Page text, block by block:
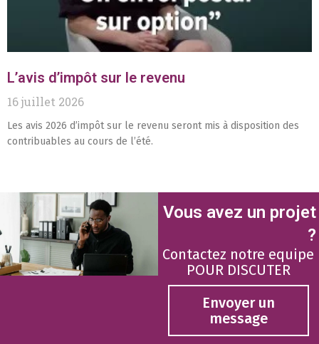
L’avis d’impôt sur le revenu
16 juillet 2026
Les avis 2026 d’impôt sur le revenu seront mis à disposition des
contribuables au cours de l’été.
Vous avez un projet
?
Contactez notre equipe
POUR DISCUTER
Envoyer un
message